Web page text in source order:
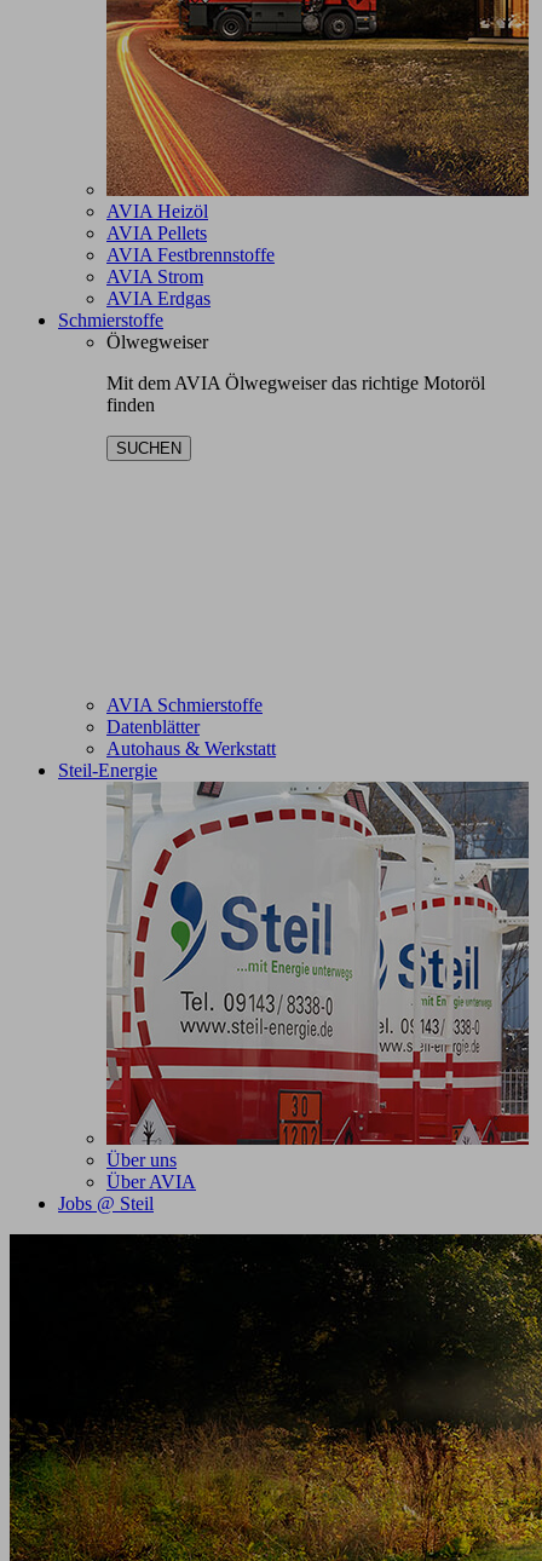
AVIA Heizöl
AVIA Pellets
AVIA Festbrennstoffe
AVIA Strom
AVIA Erdgas
Schmierstoffe
Ölwegweiser
Mit dem AVIA Ölwegweiser das richtige Motoröl
finden
SUCHEN
AVIA Schmierstoffe
Datenblätter
Autohaus & Werkstatt
Steil-Energie
Über uns
Über AVIA
Jobs @ Steil